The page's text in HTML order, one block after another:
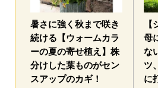
暑さに強く秋まで咲き
続ける【ウォームカラ
ーの夏の寄せ植え】株
分けした葉ものがセン
スアップのカギ！
母
な
ツ
に